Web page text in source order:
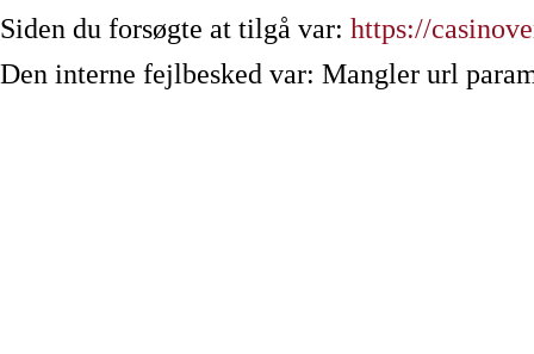
Siden du forsøgte at tilgå var: https://
Den interne fejlbesked var: Mangler url